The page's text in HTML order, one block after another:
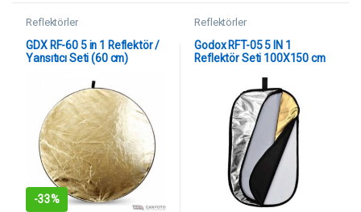
Reflektörler
GDX RF-60 5 in 1 Reflektör /
Yansıtıcı Seti (60 cm)
-33%
Reflektörler
Godox RFT-05 5 IN 1
Reflektör Seti 100X150 cm